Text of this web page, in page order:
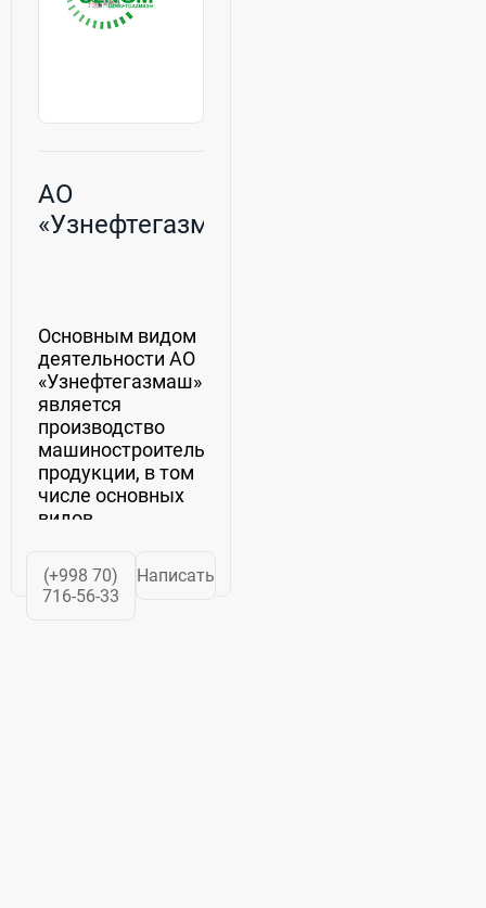
АО
«Узнефтегазмаш»
Основным видом
деятельности АО
«Узнефтегазмаш»
является
производство
машиностроительной
продукции, в том
числе основных
видов
для
нефтегазохимических.
нефтегазодобывающих
(+998 70)
716-56-33
Написать